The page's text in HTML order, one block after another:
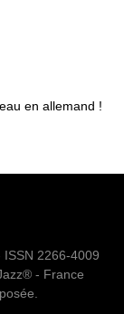
en allemand !
2266-4009
- France